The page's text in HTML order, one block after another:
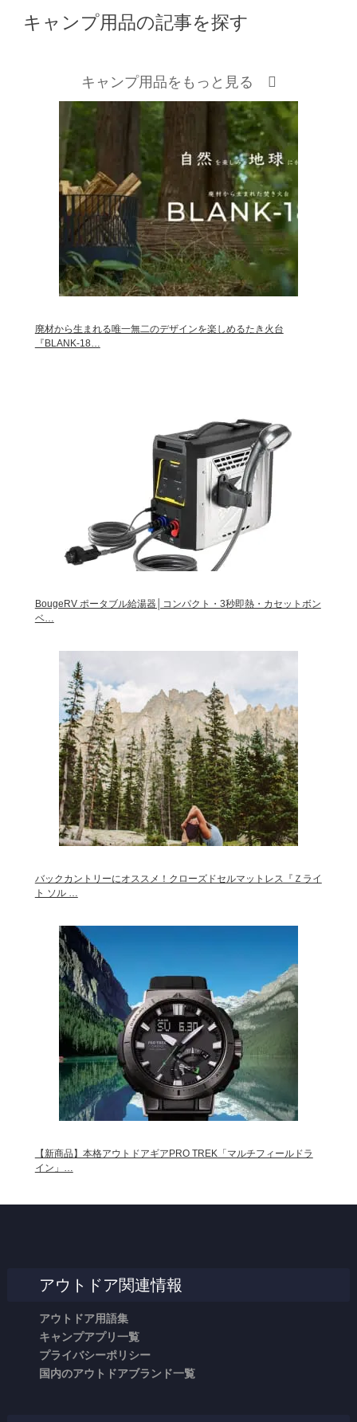
キャンプ用品の記事を探す
キャンプ用品をもっと見る
廃材から生まれる唯一無二のデザインを楽しめるたき火台
『BLANK-18…
BougeRV ポータブル給湯器│コンパクト・3秒即熱・カセットボン
ベ…
バックカントリーにオススメ！クローズドセルマットレス『Ｚライ
ト ソル …
【新商品】本格アウトドアギアPRO TREK「マルチフィールドラ
イン」…
アウトドア関連情報
アウトドア用語集
キャンプアプリ一覧
プライバシーポリシー
国内のアウトドアブランド一覧